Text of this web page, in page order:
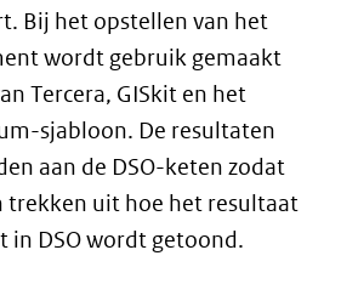
Bij het opstellen van het
wordt gebruik gemaakt
Tercera, GISkit en het
sjabloon. De resultaten
aan de DSO-keten zodat
trekken uit hoe het resultaat
in DSO wordt getoond.